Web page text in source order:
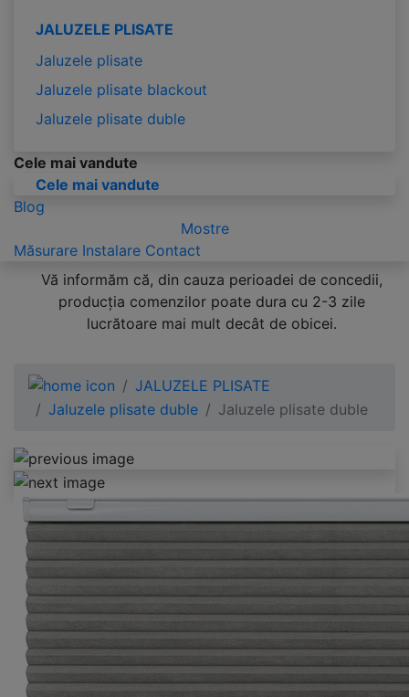
JALUZELE PLISATE
Jaluzele plisate
Jaluzele plisate blackout
Jaluzele plisate duble
Cele mai vandute
Cele mai vandute
Blog
Mostre
Măsurare Instalare Contact
Vă informăm că, din cauza perioadei de concedii,
producția comenzilor poate dura cu 2-3 zile
lucrătoare mai mult decât de obicei.
JALUZELE PLISATE
Jaluzele plisate duble
Jaluzele plisate duble